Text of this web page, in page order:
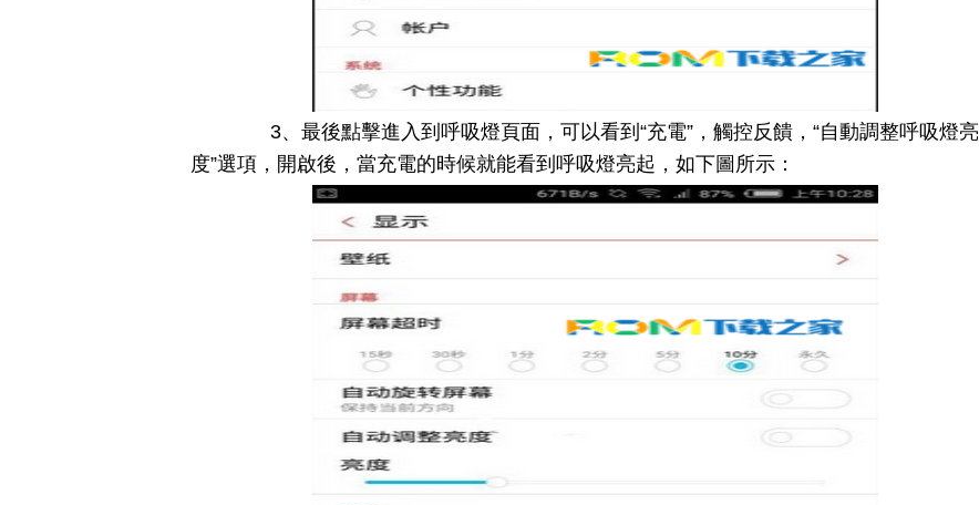
3、最後點擊進入到呼吸燈頁面，可以看到“充電”，觸控反饋，“自動調整呼吸燈亮
度”選項，開啟後，當充電的時候就能看到呼吸燈亮起，如下圖所示：